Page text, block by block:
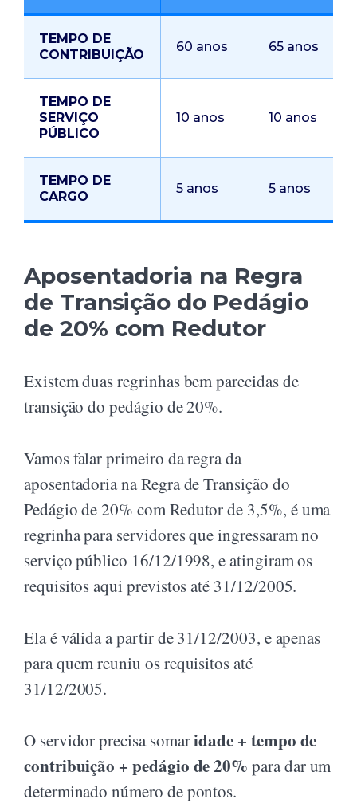
TEMPO DE
CONTRIBUIÇÃO
60 anos 65 anos
TEMPO DE
SERVIÇO
PÚBLICO
10 anos 10 anos
TEMPO DE
CARGO
5 anos 5 anos
Aposentadoria na Regra
de Transição do Pedágio
de 20% com Redutor
Existem duas regrinhas bem parecidas de
transição do pedágio de 20%.
Vamos falar primeiro da regra da
aposentadoria na Regra de Transição do
Pedágio de 20% com Redutor de 3,5%, é uma
regrinha para servidores que ingressaram no
serviço público 16/12/1998, e atingiram os
requisitos aqui previstos até 31/12/2005.
Ela é válida a partir de 31/12/2003, e apenas
para quem reuniu os requisitos até
31/12/2005.
O servidor precisa somaridade + tempo de
contribuição + pedágio de 20% para dar um
determinado número de pontos.